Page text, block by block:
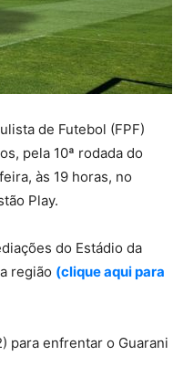
de Futebol (FPF)
pela 10ª rodada do
às 19 horas, no
Play.
do Estádio da
região (clique aqui para
para enfrentar o Guarani